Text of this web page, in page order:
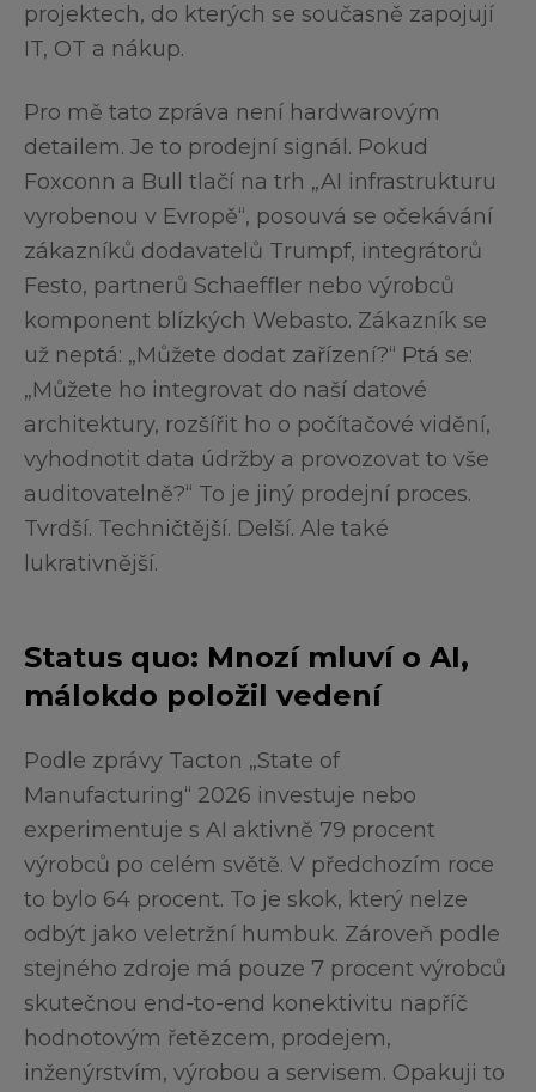
projektech, do kterých se současně zapojují
IT, OT a nákup.
Pro mě tato zpráva není hardwarovým
detailem. Je to prodejní signál. Pokud
Foxconn a Bull tlačí na trh „AI infrastrukturu
vyrobenou v Evropě“, posouvá se očekávání
zákazníků dodavatelů Trumpf, integrátorů
Festo, partnerů Schaeffler nebo výrobců
komponent blízkých Webasto. Zákazník se
už neptá: „Můžete dodat zařízení?“ Ptá se:
„Můžete ho integrovat do naší datové
architektury, rozšířit ho o počítačové vidění,
vyhodnotit data údržby a provozovat to vše
auditovatelně?“ To je jiný prodejní proces.
Tvrdší. Techničtější. Delší. Ale také
lukrativnější.
Status quo: Mnozí mluví o AI,
málokdo položil vedení
Podle zprávy Tacton „State of
Manufacturing“ 2026 investuje nebo
experimentuje s AI aktivně 79 procent
výrobců po celém světě. V předchozím roce
to bylo 64 procent. To je skok, který nelze
odbýt jako veletržní humbuk. Zároveň podle
stejného zdroje má pouze 7 procent výrobců
skutečnou end-to-end konektivitu napříč
hodnotovým řetězcem, prodejem,
inženýrstvím, výrobou a servisem. Opakuji to